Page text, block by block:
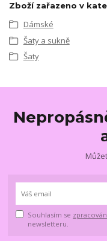
Zboží zařazeno v
Dámské
Šaty a sukně
Šaty
Souhlasím se
newsletteru.